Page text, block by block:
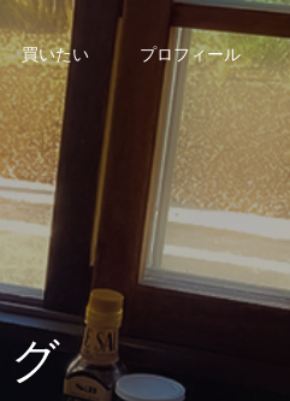
買いたい プロフィール
グ